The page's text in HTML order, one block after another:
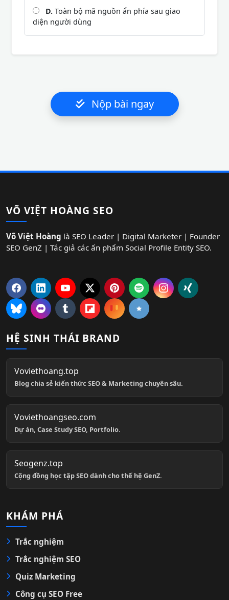
D. Toàn bộ mã nguồn ẩn phía sau giao
diện người dùng
Nộp bài ngay
VÕ VIỆT HOÀNG SEO
Võ Việt Hoàng là SEO Leader | Digital Marketer | Founder
SEO GenZ | Tác giả các ấn phẩm Social Profile Entity SEO.
HỆ SINH THÁI BRAND
Voviethoang.top
Blog chia sẻ kiến thức SEO & Marketing chuyên sâu.
Voviethoangseo.com
Dự án, Case Study SEO, Portfolio.
Seogenz.top
Cộng đồng học tập SEO dành cho thế hệ GenZ.
KHÁM PHÁ
Trắc nghiệm
Trắc nghiệm SEO
Quiz Marketing
Công cụ SEO Free